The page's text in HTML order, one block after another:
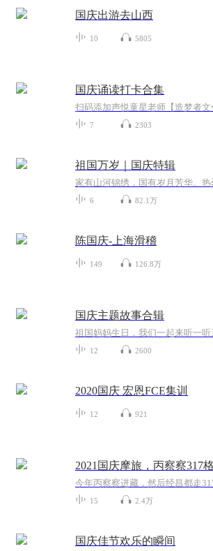
国庆出游去山西
10 5805
国庆诵读打卡合集
7 2303
祖国万岁｜国庆特辑
6 82.1万
陈国庆-上海滑稽
149 126.8万
国庆主题故事合辑
12 2600
2020国庆 宏恩FCE集训
12 921
2021国庆摩旅，丙察察317
15 2.4万
国庆佳节欢乐的瞬间